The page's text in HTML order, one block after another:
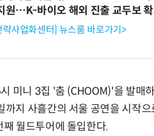
원…K-바이오 해외 진출 교두보
략사업화센터] 뉴스룸 바로가기>
미니 3집 '춤 (CHOOM)'을 발매
지 사흘간의 서울 공연을 시작으
월드투어에 돌입한다.